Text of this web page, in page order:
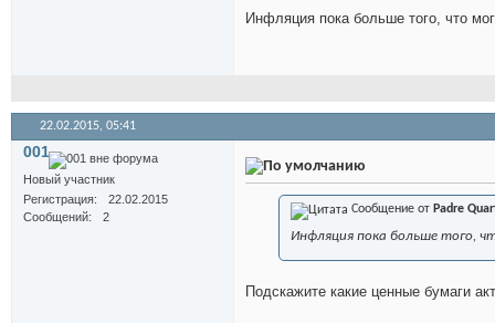
Инфляция пока больше того, что
22.02.2015, 05:41
001
Новый участник
Регистрация
22.02.2015
Сообщений
2
Сообщение от Padre
Инфляция пока больше того,
Подскажите какие ценные бумаги